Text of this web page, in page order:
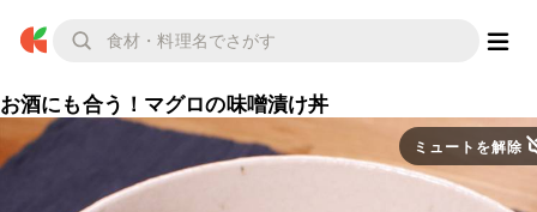
お酒にも合う！マグロの味噌漬け丼
ミュートを解除